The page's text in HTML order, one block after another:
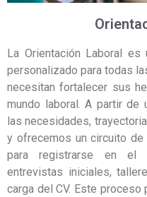
La Orientación Laboral es
personalizado para todas
necesitan fortalecer sus
mundo laboral. A partir de
las necesidades,
y ofrecemos un circuito
para registrarse en el
entrevistas iniciales,
carga del CV. Este